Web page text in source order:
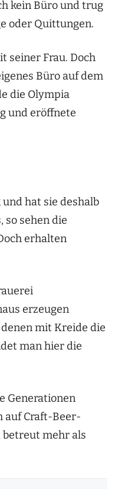
kein Büro und trug
oder Quittungen.
seiner Frau. Doch
Büro auf dem
die Olympia
und eröffnete
hat sie deshalb
so sehen die
erhalten
erzeugen
mit Kreide die
man hier die
Generationen
auf Craft-Beer-
betreut mehr als